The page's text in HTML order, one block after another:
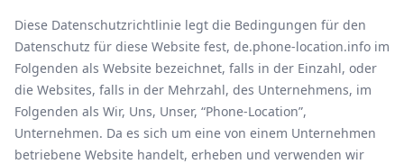
Diese Datenschutzrichtlinie legt die Bedingungen für den
Datenschutz für diese Website fest, ‌de.phone-location.info im
Folgenden als Website bezeichnet, falls in der Einzahl, oder
die Websites, falls in der Mehrzahl, des Unternehmens, im
Folgenden als Wir, Uns, Unser, “Phone-Location”,
Unternehmen. Da es sich um eine von einem Unternehmen
betriebene Website handelt, erheben und verwenden wir